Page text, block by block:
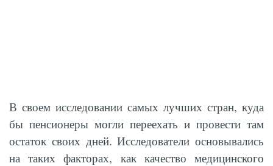
В своем исследовании самых лучших стран, куда
бы пенсионеры могли переехать и провести там
остаток своих дней. Исследователи основывались
на таких факторах, как качество медицинского